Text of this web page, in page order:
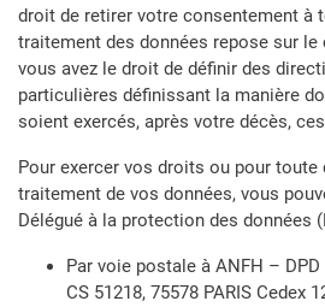
droit de retirer votre consentement à
traitement des données repose sur le
vous avez le droit de définir des
particulières définissant la manière
soient exercés, après votre décès,
Pour exercer vos droits ou pour
traitement de vos données, vous
Délégué à la protection des données
Par voie postale à ANFH – DPD
CS 51218, 75578 PARIS Cedex